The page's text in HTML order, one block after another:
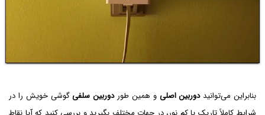
بنابراین می‌توانیددوربین اصلی و همین طوردوربین سلفیگوشی خویش را در